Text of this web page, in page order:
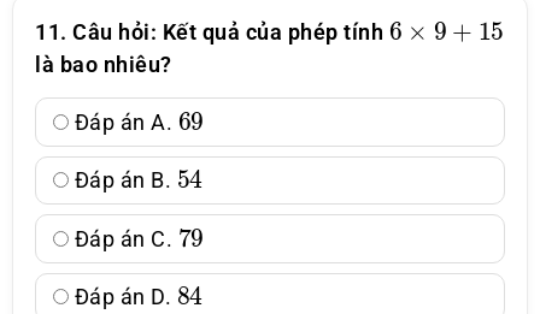
11. Câu hỏi: Kết quả của phép tính
6 9+ 15
là bao nhiêu?
Đáp án A.
69
Đáp án B.
54
Đáp án C.
79
Đáp án D.
84